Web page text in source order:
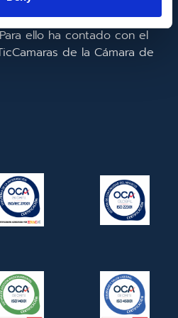
y productividad de
ello ha contado con el
de la Cámara de